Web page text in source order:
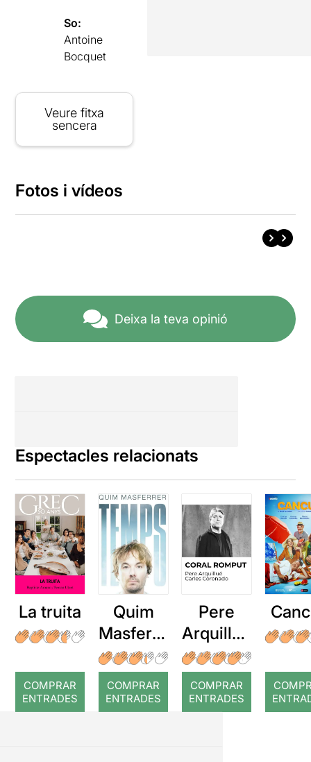
So:
Antoine
Bocquet
Veure fitxa
sencera
Fotos i vídeos
Deixa la teva opinió
Espectacles relacionats
La truita
COMPRAR
ENTRADES
Quim
Masferre
r: Temps
COMPRAR
ENTRADES
Pere
Arquillué
: Coral
romput
COMPRAR
ENTRADES